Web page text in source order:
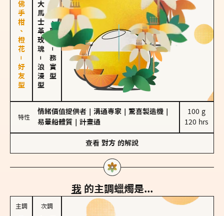
佛手柑、橙花－好友型 大馬士革玫瑰
－
浪漫型
雪松、聖木
－
務實型
特性
情緒價值提供者 溝通專家 驚喜製造機
易暈船體質
計畫通
100 g
120 hrs
查看 對方 的解說
我 的主調蠟燭是...
主調 次調